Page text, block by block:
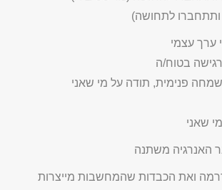
לתחושה)
ערך עצמי
בטוח/ה
שמחה פנימית, תודה על מי שאני
שאני
האנרגיה משתנה
ואת הכבדות שהמחשבות מייצרות